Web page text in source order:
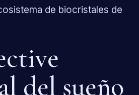
de biocristales de
del sueño